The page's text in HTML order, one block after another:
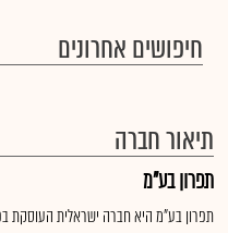
חיפושים אחרונים
תיאור חברה
תפרון בע"מ
תפרון בע"מ היא חברה ישראלית העוסקת